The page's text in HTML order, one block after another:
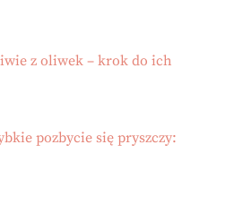
z oliwek – krok do ich
pozbycie się pryszczy: